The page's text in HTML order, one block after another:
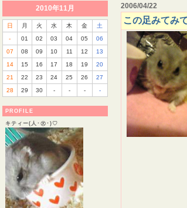
2010年11月
日 月 火 水 木 金
土
-
01 02 03 04 05
06
07
08 09 10 11 12
13
14
15 16 17 18 19
20
21
22 23 24 25 26
27
28
29 30 - - - -
PROFILE
キティー(人･㉨･)♡
2006/04/22
この足みてみ